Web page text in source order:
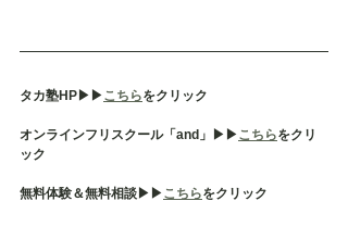
タカ塾HP▶︎▶︎こちらをクリック
オンラインフリスクール「and」▶︎▶︎こちらをクリ
ック
無料体験＆無料相談▶︎▶︎こちらをクリック